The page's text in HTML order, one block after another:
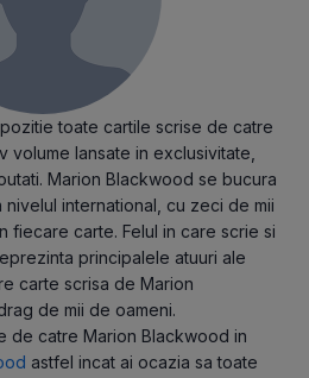
toate cartile scrise de catre
volume lansate in exclusivitate,
Marion Blackwood se bucura
international, cu zeci de mii
fiecare carte. Felul in care scrie si
principalele atuuri ale
carte scrisa de Marion
de mii de oameni.
de catre Marion Blackwood in
astfel incat ai ocazia sa toate